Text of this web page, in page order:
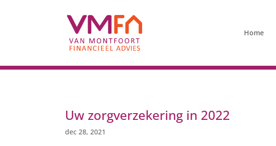
Home
Uw zorgverzekering in 2022
dec 28, 2021